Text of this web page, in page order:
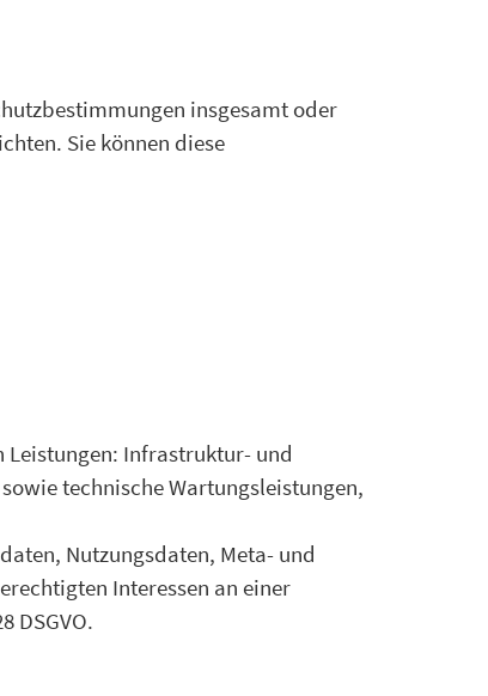
insgesamt oder
Sie können diese
Leistungen: Infrastruktur- und
technische Wartungsleistungen,
Nutzungsdaten, Meta- und
Interessen an einer
DSGVO.